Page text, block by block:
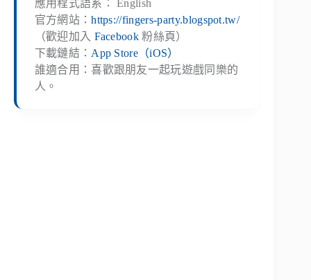
應用程式語系： English
官方網站：https://fingers-party.blogspot.tw/
（歡迎加入 Facebook 粉絲頁）
下載鏈結： App Store（iOS）
誰適合用：喜歡跟朋友一起玩遊戲同樂的
人。